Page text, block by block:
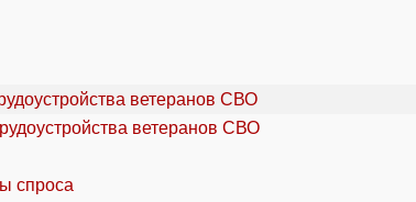
ветеранов СВО
спроса